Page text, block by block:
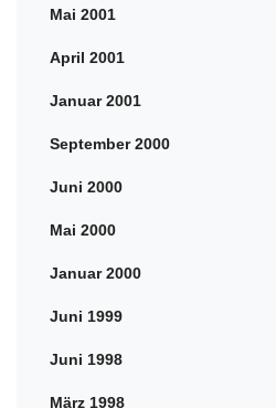
Mai 2001
April 2001
Januar 2001
September 2000
Juni 2000
Mai 2000
Januar 2000
Juni 1999
Juni 1998
März 1998